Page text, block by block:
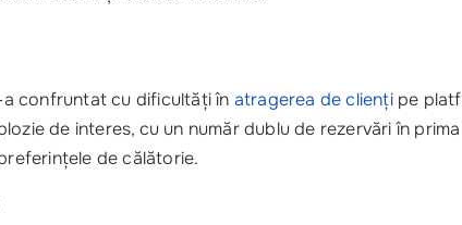
a confruntat cu dificultăți în atragerea de cliențipe
de interes, cu un număr dublu de rezervări în
de călătorie.